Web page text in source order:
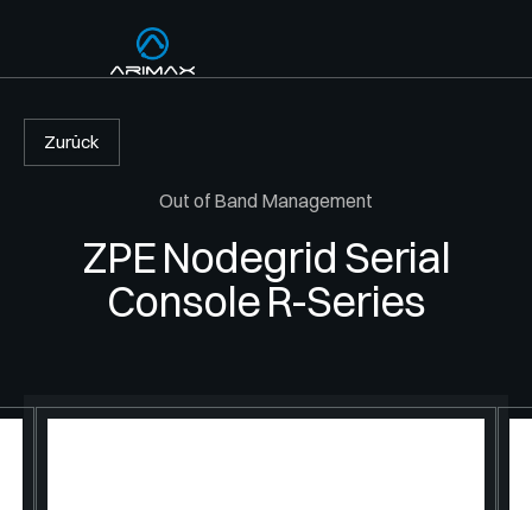
Services
PRODUKTE
Zurück
Out of Band Management
ZPE Nodegrid Serial
Console R-Series